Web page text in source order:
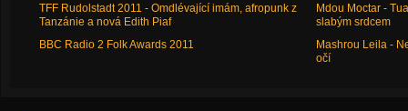
TFF Rudolstadt 2011 - Omdlévající imám, afropunk z
Tanzánie a nová Edith Piaf
BBC Radio 2 Folk Awards 2011
Mdou Moctar -
slabým srdcem
Mashrou Leila -
očí